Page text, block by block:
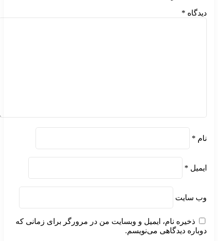
دیدگاه *
نام *
ایمیل *
وب‌ سایت
ذخیره نام، ایمیل و وبسایت من در مرورگر برای زمانی که
دوباره دیدگاهی می‌نویسم.